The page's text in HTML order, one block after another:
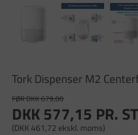
Tork Dispenser M2
FØR DKK 679,00
DKK 577,15 PR.
(DKK 461,72 ekskl. moms)